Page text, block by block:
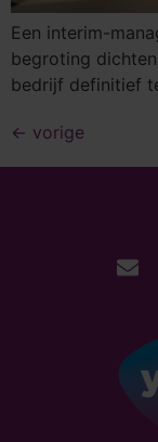
Een interim-
begroting
bedrijf definitief
← vorige